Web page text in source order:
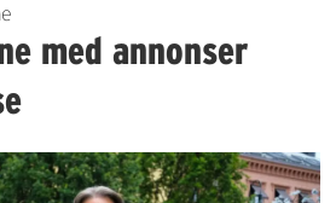
med annonser